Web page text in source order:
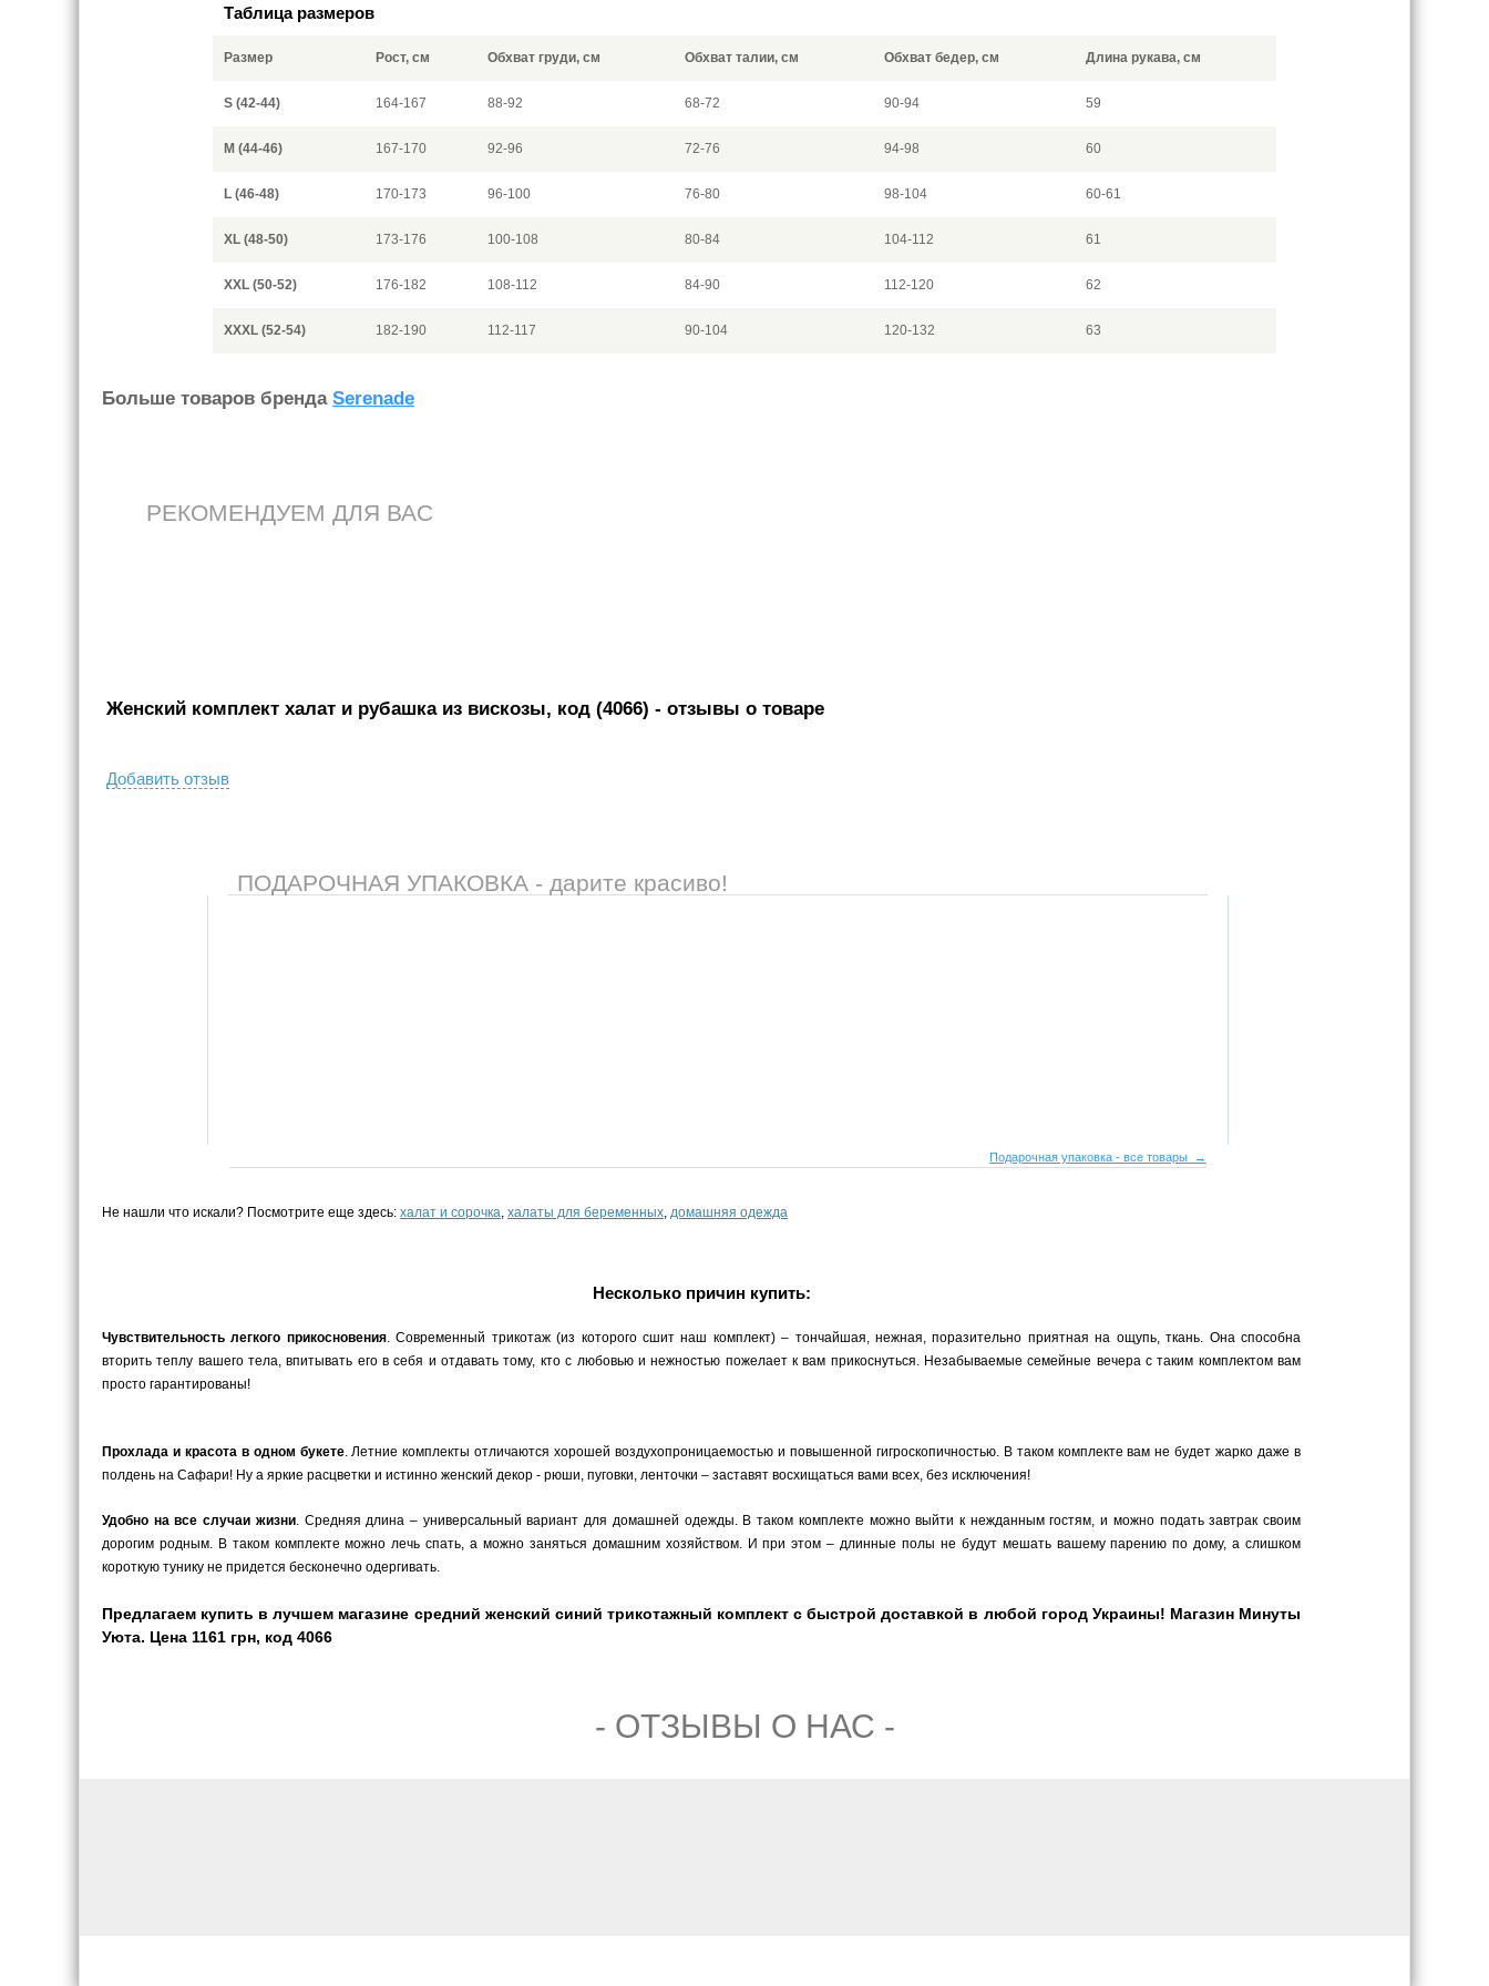
Таблица размеров
Размер Рост, см Обхват груди, см Обхват талии, см Обхват бедер, см Длина рукава, см
S (42-44) 164-167 88-92 68-72 90-94 59
M (44-46) 167-170 92-96 72-76 94-98 60
L (46-48) 170-173 96-100 76-80 98-104 60-61
XL (48-50) 173-176 100-108 80-84 104-112 61
XXL (50-52) 176-182 108-112 84-90 112-120 62
XXXL (52-54) 182-190 112-117 90-104 120-132 63
Больше товаров бренда Serenade
РЕКОМЕНДУЕМ ДЛЯ ВАС
Женский комплект халат и рубашка из вискозы, код (4066) - отзывы о товаре
Добавить отзыв
ПОДАРОЧНАЯ УПАКОВКА - дарите красиво!
Подарочная упаковка - все товары →
Не нашли что искали? Посмотрите еще здесь: халат и сорочка, халаты для беременных, домашняя одежда
Несколько причин купить:
Чувствительность легкого прикосновения. Современный трикотаж (из которого сшит наш комплект) – тончайшая, нежная, поразительно приятная на ощупь, ткань. Она способна
вторить теплу вашего тела, впитывать его в себя и отдавать тому, кто с любовью и нежностью пожелает к вам прикоснуться. Незабываемые семейные вечера с таким комплектом вам
просто гарантированы!
Прохлада и красота в одном букете. Летние комплекты отличаются хорошей воздухопроницаемостью и повышенной гигроскопичностью. В таком комплекте вам не будет жарко даже в
полдень на Сафари! Ну а яркие расцветки и истинно женский декор - рюши, пуговки, ленточки – заставят восхищаться вами всех, без исключения!
Удобно на все случаи жизни. Средняя длина – универсальный вариант для домашней одежды. В таком комплекте можно выйти к нежданным гостям, и можно подать завтрак своим
дорогим родным. В таком комплекте можно лечь спать, а можно заняться домашним хозяйством. И при этом – длинные полы не будут мешать вашему парению по дому, а слишком
короткую тунику не придется бесконечно одергивать.
Предлагаем купить в лучшем магазине средний женский синий трикотажный комплект с быстрой доставкой в любой город Украины! Магазин Минуты
Уюта. Цена 1161 грн, код 4066
- ОТЗЫВЫ О НАС -